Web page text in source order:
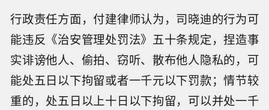
行政责任方面，付建律师认为，司晓迪的行为可
能违反《治安管理处罚法》五十条规定，捏造事
实诽谤他人、偷拍、窃听、散布他人隐私的，可
能处五日以下拘留或者一千元以下罚款；情节较
重的，处五日以上十日以下拘留，可以并处一千